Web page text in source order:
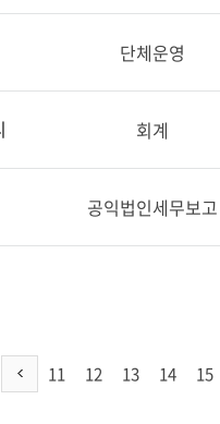
단체운영
회계
공익법인세무보고
11 12 13 14 15